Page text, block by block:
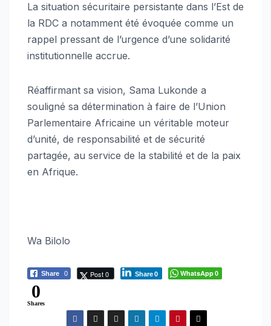
La situation sécuritaire persistante dans l’Est de
la RDC a notamment été évoquée comme un
rappel pressant de l’urgence d’une solidarité
institutionnelle accrue.
Réaffirmant sa vision, Sama Lukonde a
souligné sa détermination à faire de l’Union
Parlementaire Africaine un véritable moteur
d’unité, de responsabilité et de sécurité
partagée, au service de la stabilité et de la paix
en Afrique.
Wa Bilolo
Share 0 Post 0 Share0 WhatsApp0
0
Shares